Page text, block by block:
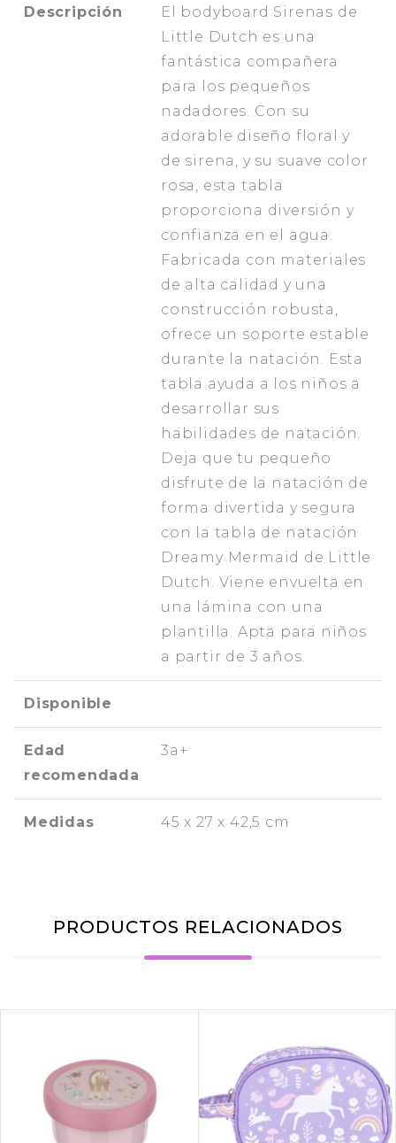
Descripción
El bodyboard Sirenas de
Little Dutch es una
fantástica compañera
para los pequeños
nadadores. Con su
adorable diseño floral y
de sirena, y su suave color
rosa, esta tabla
proporciona diversión y
confianza en el agua.
Fabricada con materiales
de alta calidad y una
construcción robusta,
ofrece un soporte estable
durante la natación. Esta
tabla ayuda a los niños a
desarrollar sus
habilidades de natación.
Deja que tu pequeño
disfrute de la natación de
forma divertida y segura
con la tabla de natación
Dreamy Mermaid de Little
Dutch. Viene envuelta en
una lámina con una
plantilla. Apta para niños
a partir de 3 años.
Disponible
Edad
recomendada
3a+
Medidas 45 x 27 x 42,5 cm
PRODUCTOS RELACIONADOS